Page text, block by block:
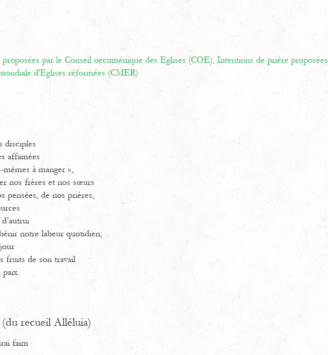
par le Conseil oecuménique des Eglises (COE), Intentions de prière proposées
d'Eglises réformées (CMER)
disciples
affamées
à manger »,
nos frères et nos sœurs
pensées, de nos prières,
notre labeur quotidien;
fruits de son travail
paix.
recueil Alléluia)
faim